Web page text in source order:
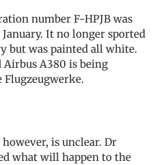
number F-HPJB was
It no longer sported
but was painted all white.
A380 is being
is unclear. Dr
what will happen to the